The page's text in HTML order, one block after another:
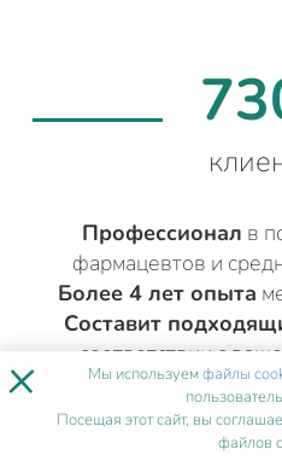
Профессионал в
фармацевтов и
Более 4 лет опыта
Составит
соответствии с
ДРУГИЕ
× Мы используемфайлы
Посещая этот сайт, вы
файлов